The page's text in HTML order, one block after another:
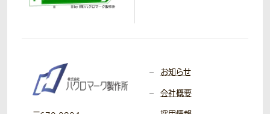
お知らせ
会社概要